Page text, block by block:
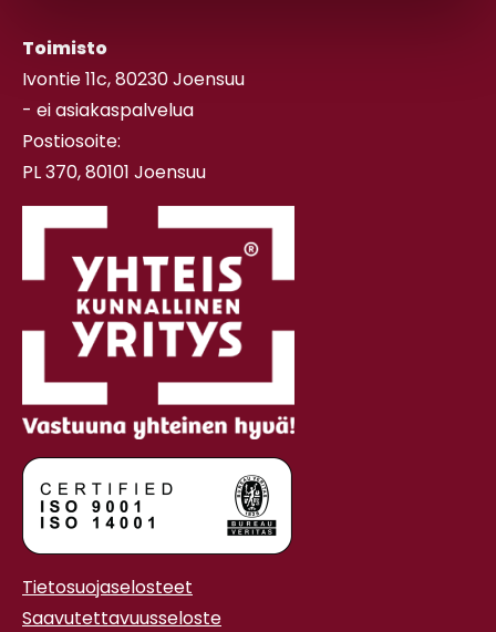
Toimisto
Ivontie 11c, 80230 Joensuu
- ei asiakaspalvelua
Postiosoite:
PL 370, 80101 Joensuu
Tietosuojaselosteet
Saavutettavuusseloste